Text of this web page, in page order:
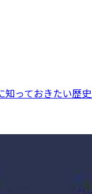
知っておきたい歴